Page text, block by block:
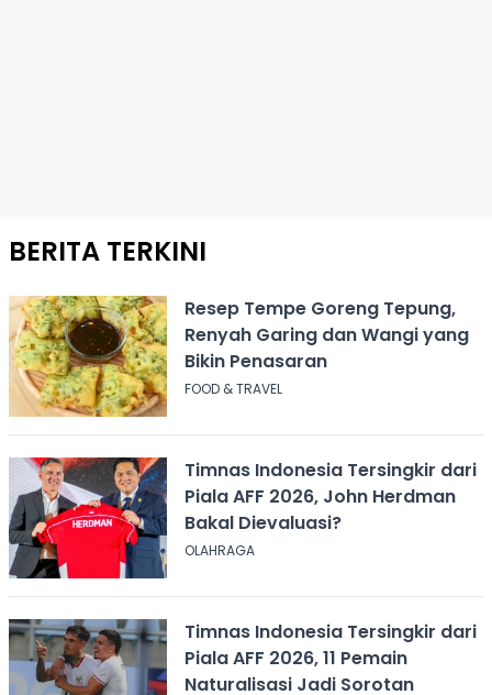
BERITA TERKINI
Resep Tempe Goreng Tepung,
Renyah Garing dan Wangi yang
Bikin Penasaran
FOOD & TRAVEL
Timnas Indonesia Tersingkir dari
Piala AFF 2026, John Herdman
Bakal Dievaluasi?
OLAHRAGA
Timnas Indonesia Tersingkir dari
Piala AFF 2026, 11 Pemain
Naturalisasi Jadi Sorotan